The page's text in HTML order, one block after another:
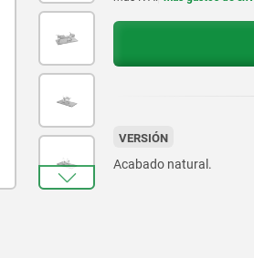
VERSIÓN
Acabado natural.